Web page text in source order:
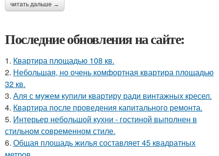
читать дальше →
Последние обновления на сайте:
1. Квартира площадью 108 кв.
2. Небольшая, но очень комфортная квартира площадью
32 кв.
3. Аля с мужем купили квартиру ради винтажных кресел.
4. Квартира после проведения капитального ремонта.
5. Интерьер небольшой кухни - гостиной выполнен в
стильном современном стиле.
6. Общая площадь жилья составляет 45 квадратных